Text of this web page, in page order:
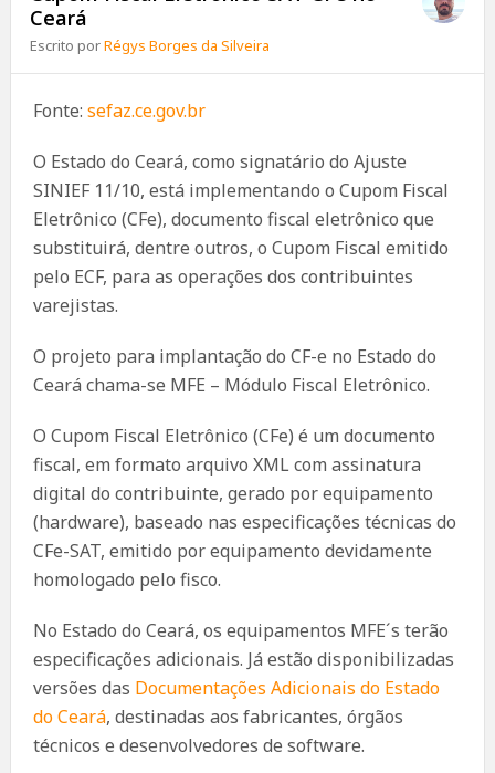
Ceará
Escrito porRégys Borges da Silveira
Fonte: sefaz.ce.gov.br
O Estado do Ceará, como signatário do Ajuste
SINIEF 11/10, está implementando o Cupom Fiscal
Eletrônico (CFe), documento fiscal eletrônico que
substituirá, dentre outros, o Cupom Fiscal emitido
pelo ECF, para as operações dos contribuintes
varejistas.
O projeto para implantação do CF-e no Estado do
Ceará chama-se MFE – Módulo Fiscal Eletrônico.
O Cupom Fiscal Eletrônico (CFe) é um documento
fiscal, em formato arquivo XML com assinatura
digital do contribuinte, gerado por equipamento
(hardware), baseado nas especificações técnicas do
CFe-SAT, emitido por equipamento devidamente
homologado pelo fisco.
No Estado do Ceará, os equipamentos MFE´s terão
especificações adicionais. Já estão disponibilizadas
versões das Documentações Adicionais do Estado
do Ceará, destinadas aos fabricantes, órgãos
técnicos e desenvolvedores de software.